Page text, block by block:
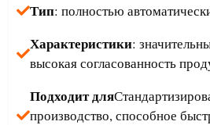
Тип: полностью
Характеристики:
высокая согласованность
Подходит для
производство, способное